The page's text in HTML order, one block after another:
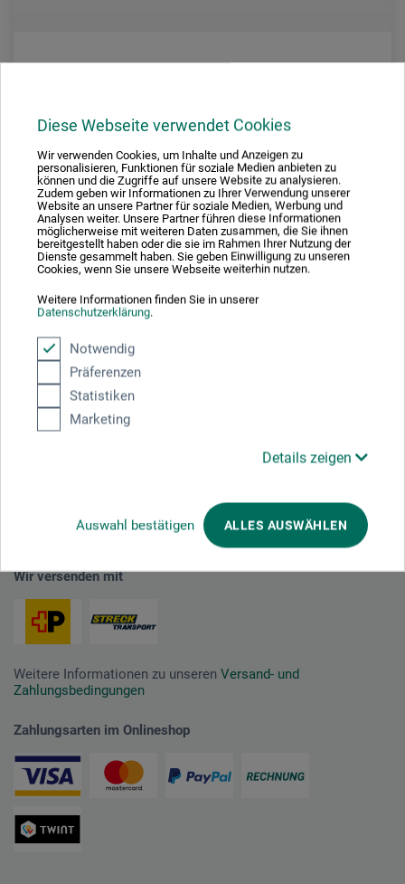
Diese Webseite verwendet Cookies
Wir verwenden Cookies, um Inhalte und Anzeigen zu
personalisieren, Funktionen für soziale Medien anbieten zu
können und die Zugriffe auf unsere Website zu analysieren.
Zudem geben wir Informationen zu Ihrer Verwendung unserer
Website an unsere Partner für soziale Medien, Werbung und
Analysen weiter. Unsere Partner führen diese Informationen
möglicherweise mit weiteren Daten zusammen, die Sie ihnen
bereitgestellt haben oder die sie im Rahmen Ihrer Nutzung der
Dienste gesammelt haben. Sie geben Einwilligung zu unseren
Cookies, wenn Sie unsere Webseite weiterhin nutzen.
Weitere Informationen finden Sie in unserer
Datenschutzerklärung.
Notwendig
Präferenzen
Statistiken
Marketing
Details zeigen
Auswahl bestätigen ALLES AUSWÄHLEN
Künstler-Aquarellfarbkasten
ab50.20 CHF
Wir versenden mit
Weitere Informationen zu unseren Versand- und
Zahlungsbedingungen
Zahlungsarten im Onlineshop